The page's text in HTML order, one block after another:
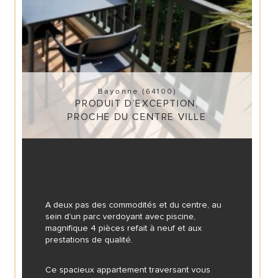
Bayonne (64100)
PRODUIT D’EXCEPTION,
PROCHE DU CENTRE VILLE
A deux pas des commodités et du centre, au
sein d'un parc verdoyant avec piscine,
magnifique 4 pièces refait à neuf et aux
prestations de qualité.
Ce spacieux appartement traversant vous